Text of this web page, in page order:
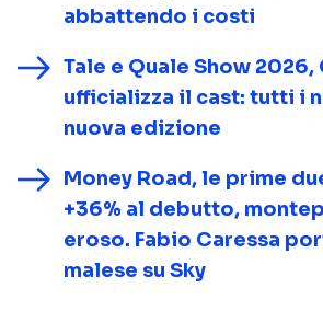
abbattendo i costi
Tale e Quale Show
ufficializza il cast: tutti i
nuova edizione
Money Road, le prime
+36% al debutto,
eroso. Fabio Caressa
malese su Sky